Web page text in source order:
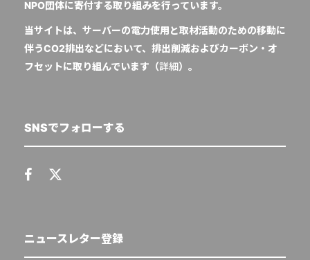
NPO団体に寄付する取り組みを行っています。
当サイトは、サーバーの電力使用と取材活動のための移動に
伴うCO2排出などにおいて、排出削減およびカーボン・オ
フセットに取り組んでいます（詳細）。
SNSでフォローする
ニュースレター登録